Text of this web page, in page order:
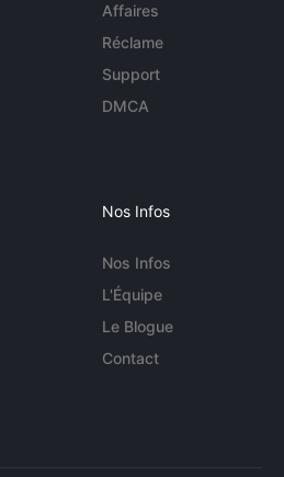
Affaires
Réclame
Support
DMCA
Nos Infos
Nos Infos
L'Équipe
Le Blogue
Contact